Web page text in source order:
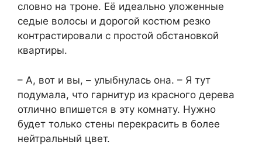
словно на троне. Её идеально уложенные
седые волосы и дорогой костюм резко
контрастировали с простой обстановкой
квартиры.
– А, вот и вы, – улыбнулась она. – Я тут
подумала, что гарнитур из красного дерева
отлично впишется в эту комнату. Нужно
будет только стены перекрасить в более
нейтральный цвет.